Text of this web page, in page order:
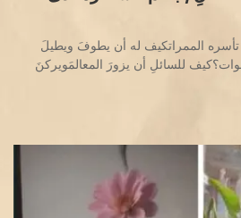
تأسره الممراتكيف له أن يطوفَ ويطيلَ
للسائلِ أن يزورَ المعالمَويركنَ